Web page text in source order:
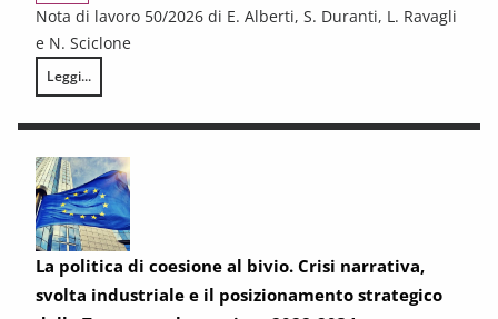
Nota di lavoro 50/2026 di E. Alberti, S. Duranti, L. Ravagli
e N. Sciclone
Leggi...
Il rischio potenziale di automazione nel mercato del lavoro toscano
La politica di coesione al bivio. Crisi narrativa,
svolta industriale e il posizionamento strategico